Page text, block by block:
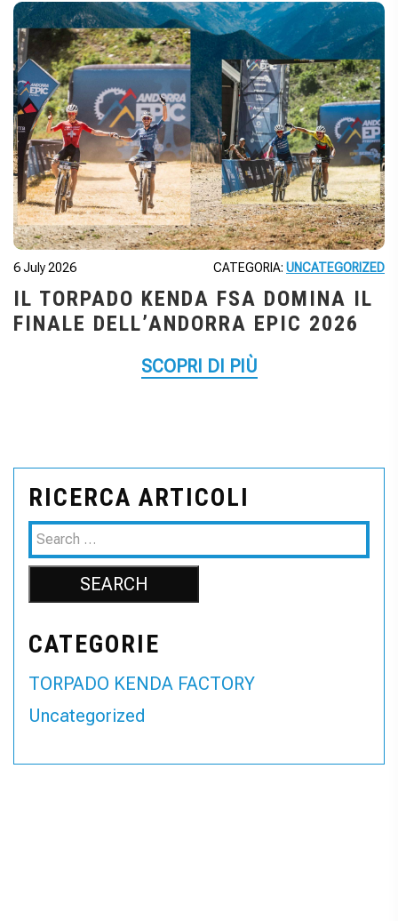
6 July 2026 CATEGORIA: UNCATEGORIZED
IL TORPADO KENDA FSA DOMINA IL
FINALE DELL’ANDORRA EPIC 2026
SCOPRI DI PIÙ
RICERCA ARTICOLI
CATEGORIE
TORPADO KENDA FACTORY
Uncategorized